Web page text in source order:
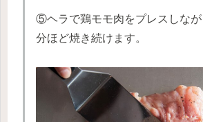
⑤ヘラで鶏モモ肉をプレスしな
分ほど焼き続けます。